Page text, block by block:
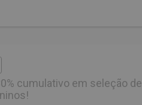
cumulativo em seleção de